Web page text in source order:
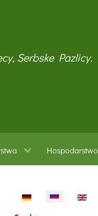
Serbske Pazlicy.
Hospodarstwo
Sprache auswählen